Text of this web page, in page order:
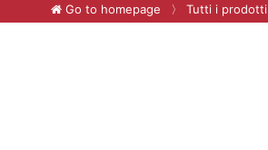
Go to homepage Tutti i prodotti